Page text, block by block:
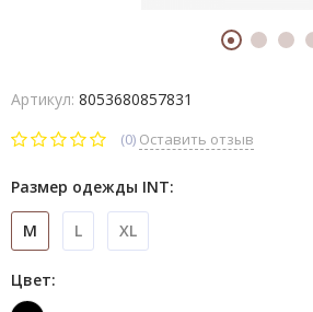
Артикул: 8053680857831
(0) Оставить отзыв
Размер одежды INT:
M L XL
Цвет: